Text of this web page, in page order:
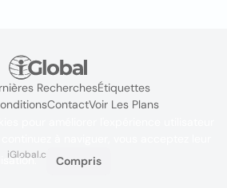
RecherchesÉtiquettes
ContactVoir Les Plans
iGlobal.co @ 2024
à naviguer, vous acceptez leur
Compris